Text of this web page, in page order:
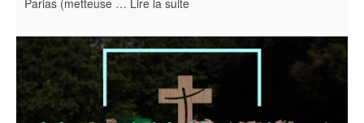
Parias (metteuse … Lire la suite